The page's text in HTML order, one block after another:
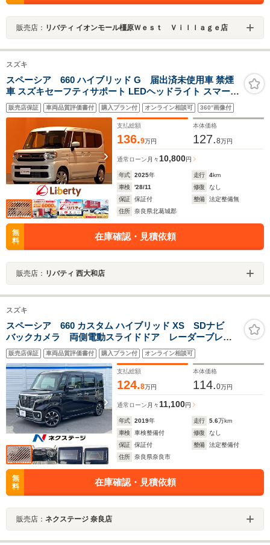
販売店： リバティ イオンモール橿原Ｗｅｓｔ Ｖｉｌｌａｇｅ店
スズキ
スペーシア 660 ハイブリッド G 届出済未使用車 禁煙
車 スズキセーフティサポート LEDヘッドライト スマート
キー プッシュスタート アイドリングストップ 両側スライ
ドドア ステアリングスイッチ 電動格納ミラー オートエア
販売店保証 車両品質評価書付 購入プラン付 オンライン相談可 360°画像付
支払総額
136.9万円
本体価格
127.8万円
通常ローン 月々 10,800円
年式 2025年 走行 4km
車検
'28/11 修復
なし
保証
保証付 整備
法定整備無
住所
奈良県北葛城郡
無
料
在庫確認・見積依頼
販売店： リバティ 西大和店
スズキ
スペーシア 660 カスタム ハイブリッド XS SDナビ
バックカメラ 両側電動スライドドア レーダーブレー
キサポート シートヒーター ドラレコ コーナーセン
サー スマートキー LEDヘッド ETC 車線逸脱警
報 オートライト オートエアコン
販売店保証 車両品質評価書付 購入プラン付 オンライン相談可
支払総額
124.8万円
本体価格
114.0万円
通常ローン 月々 11,100円
年式 2019年 走行 5.6万km
車検
車検整備付 修復
なし
保証
保証付 整備
法定整備付
住所
奈良県奈良市
無
料
在庫確認・見積依頼
販売店： ネクステージ 奈良店